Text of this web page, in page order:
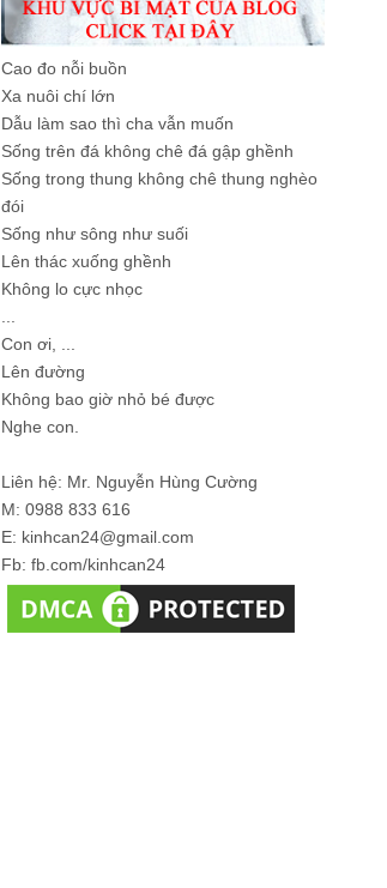
Cao đo nỗi buồn
Xa nuôi chí lớn
Dẫu làm sao thì cha vẫn muốn
Sống trên đá không chê đá gập ghềnh
Sống trong thung không chê thung nghèo
đói
Sống như sông như suối
Lên thác xuống ghềnh
Không lo cực nhọc
Con ơi, ...
Lên đường
Không bao giờ nhỏ bé được
Nghe con.
Liên hệ: Mr. Nguyễn Hùng Cường
M: 0988 833 616
E: kinhcan24@gmail.com
Fb: fb.com/kinhcan24